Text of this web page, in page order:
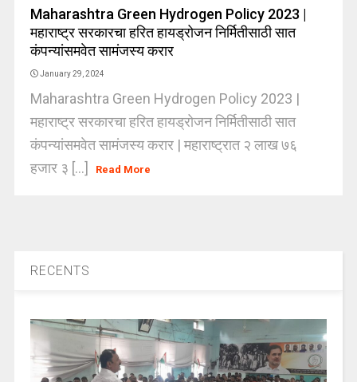
Maharashtra Green Hydrogen Policy 2023 |
महाराष्ट्र सरकारचा हरित हायड्रोजन निर्मितीसाठी सात
कंपन्यांसमवेत सामंजस्य करार
January 29, 2024
Maharashtra Green Hydrogen Policy 2023 |
महाराष्ट्र सरकारचा हरित हायड्रोजन निर्मितीसाठी सात
कंपन्यांसमवेत सामंजस्य करार | महाराष्ट्रात २ लाख ७६
हजार ३ [...]
Read More
RECENTS